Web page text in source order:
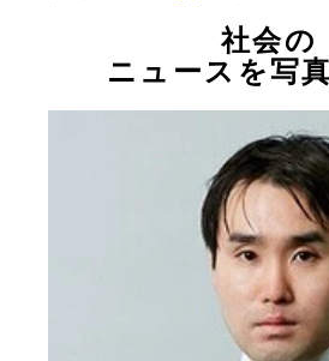
社会の
ニュースを写